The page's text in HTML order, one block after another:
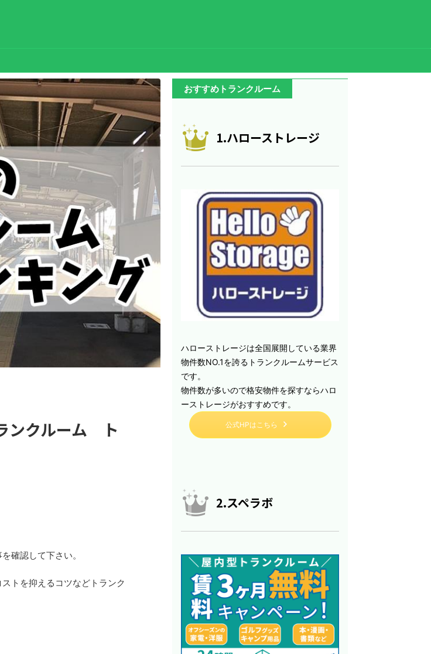
ンクルーム ト
確認して下さい。
トを抑えるコツなどトランク
おすすめトランクルーム
1.ハローストレージ
ハローストレージは全国展開している業界
物件数NO.1を誇るトランクルームサービス
です。
物件数が多いので格安物件を探すならハロ
ーストレージがおすすめです。
公式HPはこちら
2.スペラボ